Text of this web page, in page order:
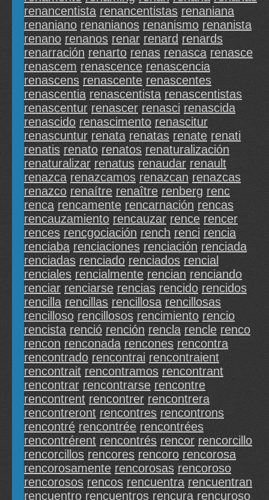
renancentista renancentistas renaniana
renaniano renanianos renanismo renanista
renano renanos renar renard renards
renarración renarto renas renasca renasce
renascem renascence renascencia
renascens renascente renascentes
renascentia renascentista renascentistas
renascentur renascer renasci renascida
renascido renascimento renascitur
renascuntur renata renatas renate renati
renatis renato renatos renaturalización
renaturalizar renatus renaudar renault
renazca renazcamos renazcan renazcas
renazco renaítre renaître renberg renc
renca rencamente rencarnación rencas
rencauzamiento rencauzar rence rencer
rences rencgociación rench renci rencia
renciaba renciaciones renciación renciada
renciadas renciado renciados rencial
renciales rencialmente rencian renciando
renciar renciarse rencias rencido rencidos
rencilla rencillas rencillosa rencillosas
rencilloso rencillosos rencimiento rencio
rencista renció rención rencla rencle renco
rencon renconada rencones rencontra
rencontrado rencontrai rencontraient
rencontrait rencontramos rencontrant
rencontrar rencontrarse rencontre
rencontrent rencontrer rencontrera
rencontreront rencontres rencontrons
rencontré rencontrée rencontrées
rencontrérent rencontrés rencor rencorcillo
rencorcillos rencores rencoro rencorosa
rencorosamente rencorosas rencoroso
rencorosos rencos rencuentra rencuentran
rencuentro rencuentros rencura rencuroso